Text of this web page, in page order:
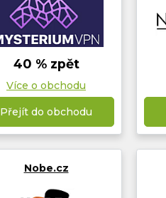
40 % zpět
Více o obchodu
Přejít do obchodu
Nobe.cz